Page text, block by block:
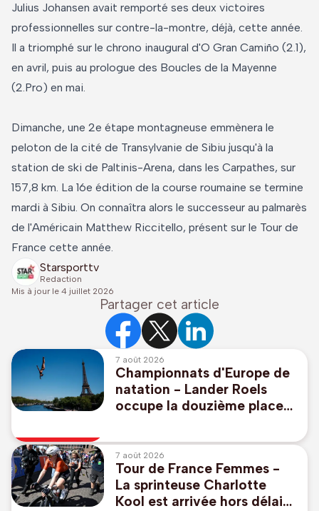
Julius Johansen avait remporté ses deux victoires
professionnelles sur contre-la-montre, déjà, cette année.
Il a triomphé sur le chrono inaugural d'O Gran Camiño (2.1),
en avril, puis au prologue des Boucles de la Mayenne
(2.Pro) en mai.
Dimanche, une 2e étape montagneuse emmènera le
peloton de la cité de Transylvanie de Sibiu jusqu'à la
station de ski de Paltinis-Arena, dans les Carpathes, sur
157,8 km. La 16e édition de la course roumaine se termine
mardi à Sibiu. On connaîtra alors le successeur au palmarès
de l'Américain Matthew Riccitello, présent sur le Tour de
France cette année.
Starsporttv
Redaction
Mis à jour le 4 juillet 2026
Partager cet article
7 août 2026
Championnats d'Europe de
natation - Lander Roels
occupe la douzième place
la mi-parcours
7 août 2026
Tour de France Femmes -
La sprinteuse Charlotte
Kool est arrivée hors délais